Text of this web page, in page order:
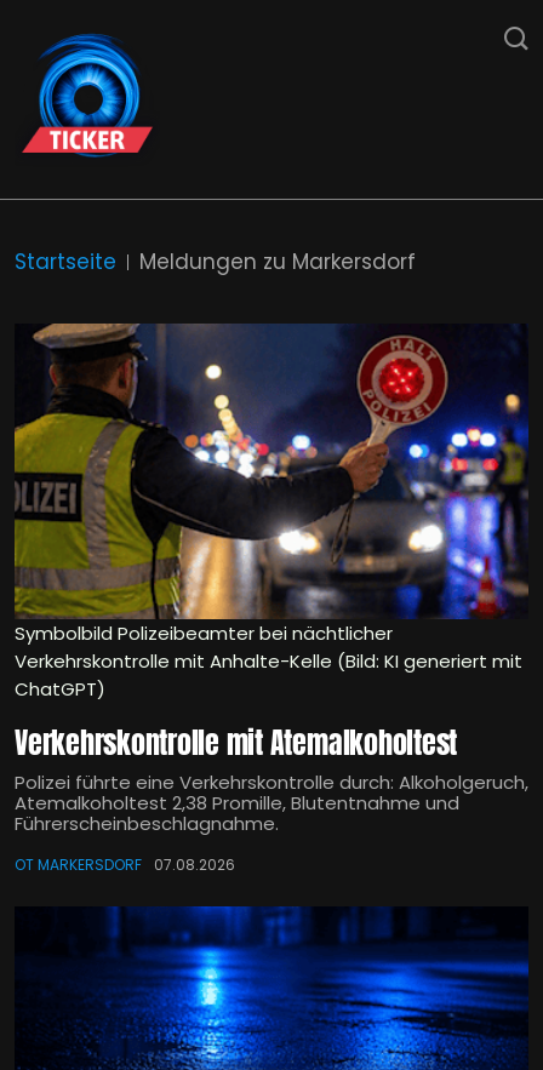
Startseite Meldungen zu Markersdorf
Symbolbild Polizeibeamter bei nächtlicher
Verkehrskontrolle mit Anhalte-Kelle (Bild: KI generiert mit
ChatGPT)
Verkehrskontrolle mit Atemalkoholtest
Polizei führte eine Verkehrskontrolle durch: Alkoholgeruch,
Atemalkoholtest 2,38 Promille, Blutentnahme und
Führerscheinbeschlagnahme.
OT MARKERSDORF 07.08.2026